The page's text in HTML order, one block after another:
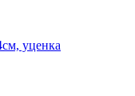
уценка